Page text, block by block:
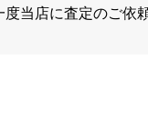
当店に査定のご依